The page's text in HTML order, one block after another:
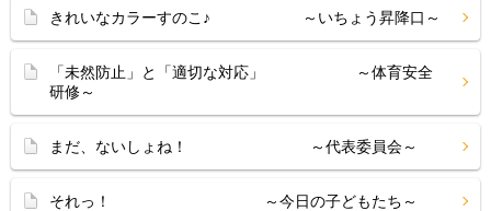
きれいなカラーすのこ♪ ～いちょう昇降口～
「未然防止」と「適切な対応」 ～体育安全
研修～
まだ、ないしょね！ ～代表委員会～
それっ！ ～今日の子どもたち～